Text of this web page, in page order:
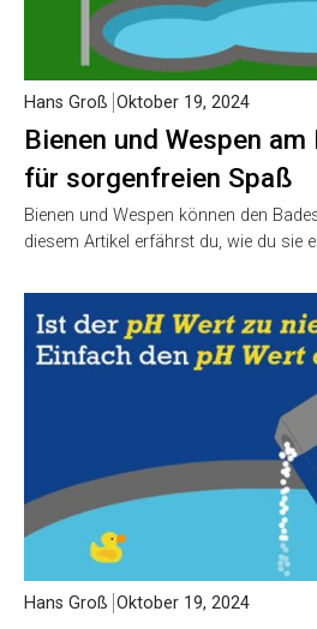
Bienen und Wespen
für sorgenfreien Spaß
Hans Groß Oktober 19, 2024
Bienen und Wespen können den
diesem Artikel erfährst du, wie du sie
Hans Groß Oktober 19, 2024